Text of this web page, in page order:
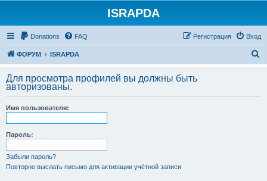
ISRAPDA
Donations FAQ Вход
Регистрация
ФОРУМ ISRAPDA
с
Для просмотра профилей вы должны быть
авторизованы.
Имя пользователя:
Пароль:
Забыли пароль?
Повторно выслать письмо для активации учётной записи